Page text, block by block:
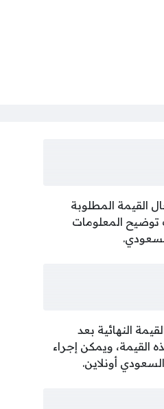
القيمة المطلوبة
توضيح المعلومات
النهائية بعد
القيمة، ويمكن إجراء
أونلاين.